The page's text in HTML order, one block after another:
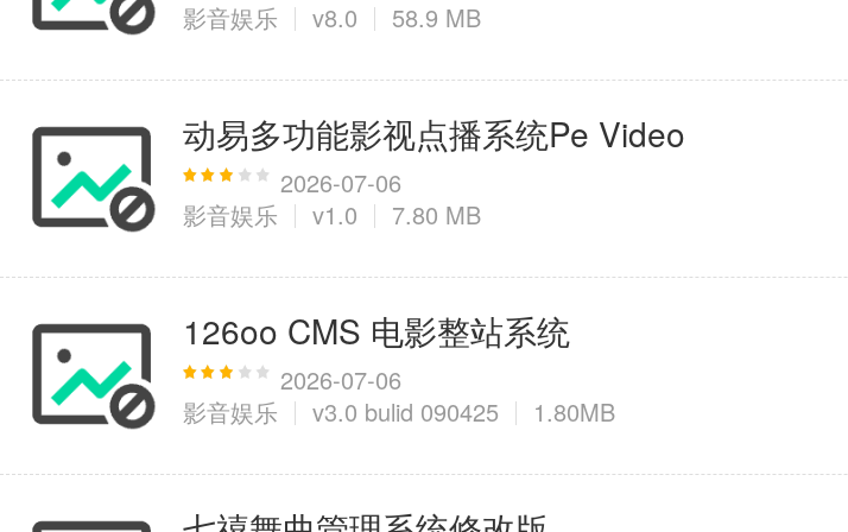
影音娱乐
v8.0 58.9 MB
动易多功能影视点播系统Pe Video
2026-07-06
影音娱乐
v1.0 7.80 MB
126oo CMS 电影整站系统
2026-07-06
影音娱乐
v3.0 bulid 090425 1.80MB